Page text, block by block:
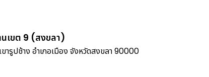
เขต 9 (สงขลา)
รูปช้าง อำเภอเมือง จังหวัดสงขลา 90000